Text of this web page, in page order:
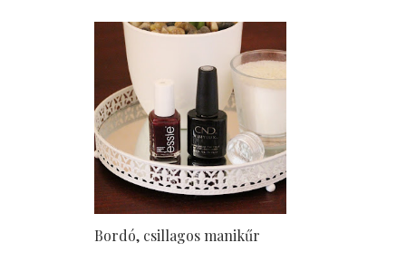
Bordó, csillagos manikűr